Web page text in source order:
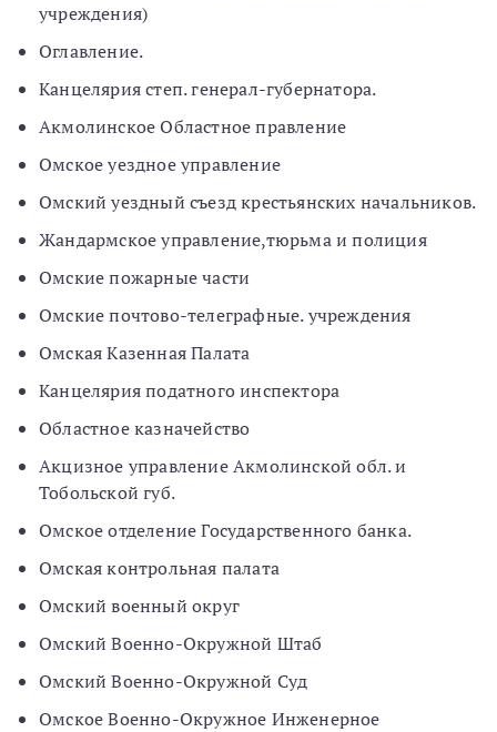
учреждения)
Оглавление.
Канцелярия степ. генерал-губернатора.
Акмолинское Областное правление
Омское уездное управление
Омский уездный съезд крестьянских начальников.
Жандармское управление,тюрьма и полиция
Омские пожарные части
Омские почтово-телеграфные. учреждения
Омская Казенная Палата
Канцелярия податного инспектора
Областное казначейство
Акцизное управление Акмолинской обл. и
Тобольской губ.
Омское отделение Государственного банка.
Омская контрольная палата
Омский военный округ
Омский Военно-Окружной Штаб
Омский Военно-Окружной Суд
Омское Военно-Окружное Инженерное